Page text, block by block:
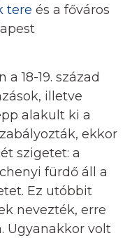
tere és a főváros
18-19. század
illetve
alakult ki a
ekkor
szigetet: a
fürdő áll a
Ez utóbbit
nevezték, erre
Ugyanakkor volt